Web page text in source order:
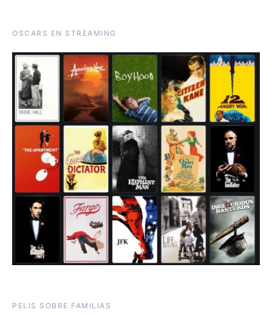
OSCARS EN STREAMING
PELIS SOBRE FAMILIAS